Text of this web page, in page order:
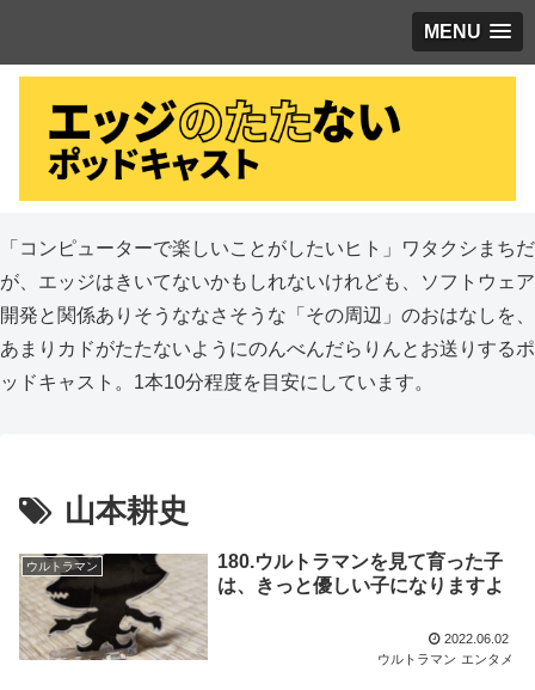
MENU
「コンピューターで楽しいことがしたいヒト」ワタクシまちだ
が、エッジはきいてないかもしれないけれども、ソフトウェア
開発と関係ありそうななさそうな「その周辺」のおはなしを、
あまりカドがたたないようにのんべんだらりんとお送りするポ
ッドキャスト。1本10分程度を目安にしています。
山本耕史
ウルトラマン
180.ウルトラマンを見て育った子
は、きっと優しい子になりますよ
2022.06.02
ウルトラマン エンタメ